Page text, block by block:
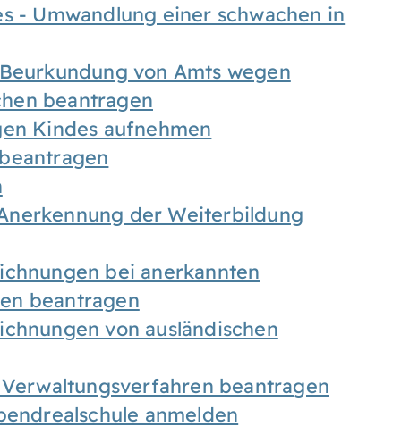
- Umwandlung einer schwachen in
von Amts wegen
beantragen
Kindes aufnehmen
der Weiterbildung
bei anerkannten
beantragen
von ausländischen
beantragen
anmelden